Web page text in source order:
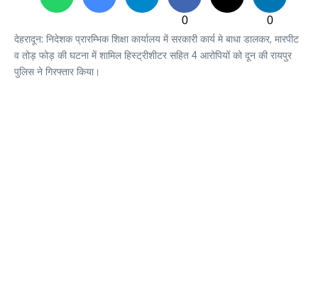
0
0
देहरादून: निदेशक प्रारम्भिक शिक्षा कार्यालय में सरकारी कार्य मे बाधा डालकर, मारपीट
व तोड़ फोड़ की घटना में शामिल हिस्ट्रीशीटर सहित 4 आरोपियों को दून की रायपुर
पुलिस ने गिरफ्तार किया।